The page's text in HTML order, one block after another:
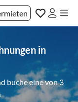
in
buche eine von 3